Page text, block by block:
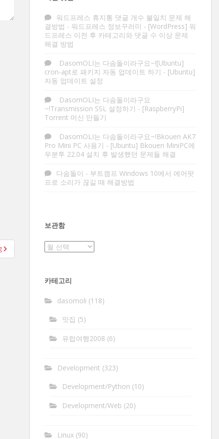
워드프레스 휴지통 댓글 개수 불일치 문제 해
결방법 - 워드프레스 정보꾸러미 - [WordPress] 워
드프레스 이전 후 카테고리와 댓글 수 이상 문제
해결 방법
DasomOLI는 다솜돌이라구요~![Ubuntu]
cron-apt로 패키지 자동 업데이트 하기 - [Ubuntu]
자동 업데이트 설정
DasomOLI는 다솜돌이라구요
~!Transmission SSL 설정하기 - [RaspberryPi]
Torrent 머신 만들기
DasomOLI는 다솜돌이라구요~!Bkouen AK7
Pro Mini PC 사용기 - [Ubuntu] Bkouen MiniPC에
우분투 22.04 설치 후 발생했던 문제들 해결
다솜돌이 - 부트캠프 Windows 10에서 에어팟
프로 소리가 끊길 때 해결방법
보관함
보
카테고리
dasomoli (118)
맛집 (5)
유럽여행2008 (6)
Development (323)
Development/Python (10)
Development/Web (20)
Linux(90)